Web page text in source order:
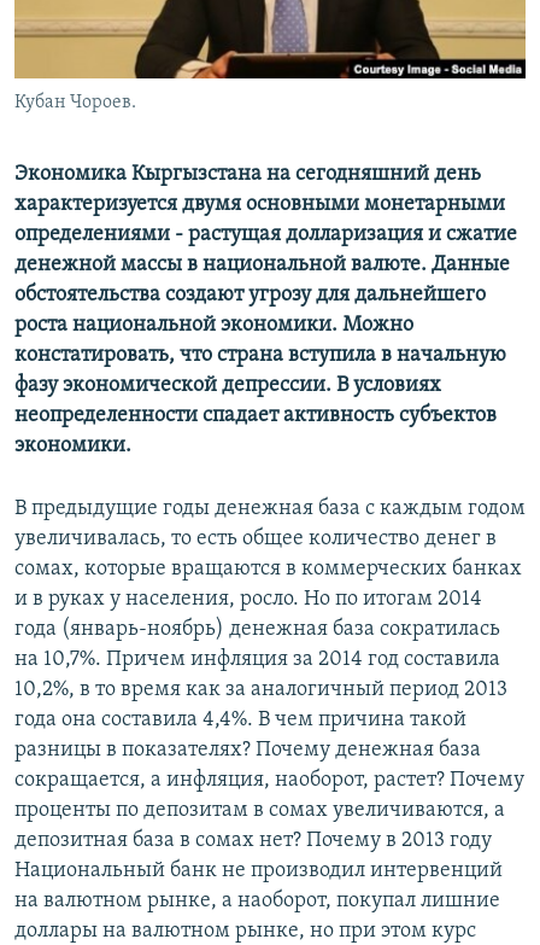
Кубан Чороев.
Экономика Кыргызстана на сегодняшний день
характеризуется двумя основными монетарными
определениями - растущая долларизация и сжатие
денежной массы в национальной валюте. Данные
обстоятельства создают угрозу для дальнейшего
роста национальной экономики. Можно
констатировать, что страна вступила в начальную
фазу экономической депрессии. В условиях
неопределенности спадает активность субъектов
экономики.
В предыдущие годы денежная база с каждым годом
увеличивалась, то есть общее количество денег в
сомах, которые вращаются в коммерческих банках
и в руках у населения, росло. Но по итогам 2014
года (январь-ноябрь) денежная база сократилась
на 10,7%. Причем инфляция за 2014 год составила
10,2%, в то время как за аналогичный период 2013
года она составила 4,4%. В чем причина такой
разницы в показателях? Почему денежная база
сокращается, а инфляция, наоборот, растет? Почему
проценты по депозитам в сомах увеличиваются, а
депозитная база в сомах нет? Почему в 2013 году
Национальный банк не производил интервенций
на валютном рынке, а наоборот, покупал лишние
доллары на валютном рынке, но при этом курс